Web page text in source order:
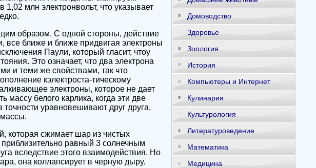
млн электронвольт, что указывает
образом. С одной стороны, действие
все ближе и ближе придвигая электроны
Паули, который гласит, чтоу
Это означает, что два электрона
и теми же свойствами, так что
кэлектроста-тическому
электроны, которое не дает
белого карлика, когда эти две
уравновешивают друг друга,
которая сжимает шар из чистых
приблизительно равный 3 солнечным
вследствие этого взаимодействия. Но
она коллапсирует в черную дыру.
Домоводство
Здоровье
Зоология
История
Компьютеры и Интернет
Кулинария
Культурология
Литературоведение
Математика
Медицина